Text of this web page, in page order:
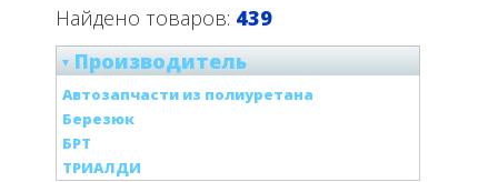
Найдено товаров: 439
Производитель
Автозапчасти из полиуретана
Березюк
БРТ
ТРИАЛДИ